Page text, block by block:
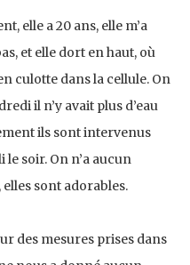
elle a 20 ans, elle m’a
et elle dort en haut, où
culotte dans la cellule. On
il n’y avait plus d’eau
ils sont intervenus
soir. On n’a aucun
sont adorables.
des mesures prises dans